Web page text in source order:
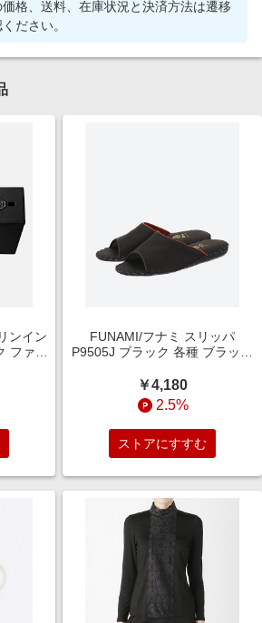
格、送料、在庫状況と決済方法は遷移
ださい。
ンイン
ファッ
FUNAMI/フナミ スリッパ
P9505J ブラック 各種 ブラック
￥4,180
2.5%
ストアにすすむ